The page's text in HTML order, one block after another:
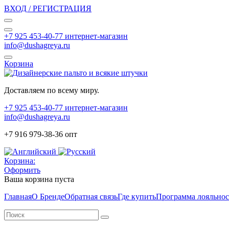
ВХОД / РЕГИСТРАЦИЯ
+7 925 453-40-77 интернет-магазин
info@dushagreya.ru
Корзина
Доставляем по всему миру.
+7 925 453-40-77 интернет-магазин
info@dushagreya.ru
+7 916 979-38-36 опт
Корзина:
Оформить
Ваша корзина пуста
ГлавнаяО БрендеОбратная связьГде купитьПрограмма